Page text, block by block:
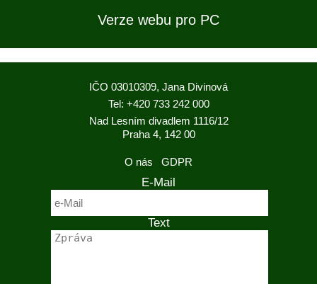
Verze webu pro PC
IČO 03010309, Jana Divinová
Tel: +420 733 242 000
Nad Lesním divadlem 1116/12
Praha 4, 142 00
O nás GDPR
E-Mail
Text